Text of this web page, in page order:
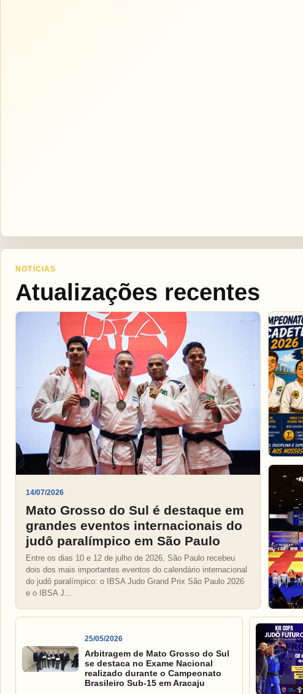
NOTÍCIAS
Atualizações recentes
14/07/2026
Mato Grosso do Sul é destaque em
grandes eventos internacionais do
judô paralímpico em São Paulo
Entre os dias 10 e 12 de julho de 2026, São Paulo recebeu
dois dos mais importantes eventos do calendário internacional
do judô paralímpico: o IBSA Judo Grand Prix São Paulo 2026
e o IBSA J...
25/05/2026
Arbitragem de Mato Grosso do Sul
se destaca no Exame Nacional
realizado durante o Campeonato
Brasileiro Sub-15 em Aracaju